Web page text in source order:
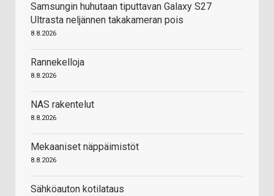
Samsungin huhutaan tiputtavan Galaxy S27
Ultrasta neljännen takakameran pois
8.8.2026
Rannekelloja
8.8.2026
NAS rakentelut
8.8.2026
Mekaaniset näppäimistöt
8.8.2026
Sähköauton kotilataus